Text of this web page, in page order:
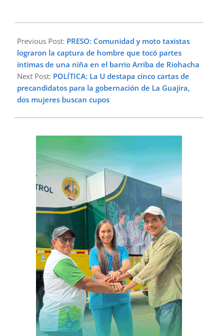
01-
16
Previous Post: PRESO: Comunidad y moto taxistas
lograron la captura de hombre que tocó partes
íntimas de una niña en el barrio Arriba de Riohacha
Next Post: POLÍTICA: La U destapa cinco cartas de
precandidatos para la gobernación de La Guajira,
dos mujeres buscan cupos